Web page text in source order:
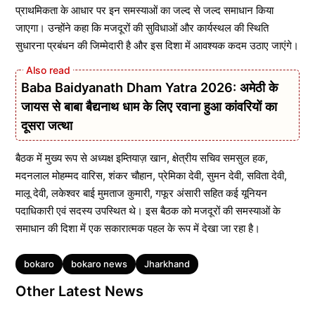
प्राथमिकता के आधार पर इन समस्याओं का जल्द से जल्द समाधान किया
जाएगा। उन्होंने कहा कि मजदूरों की सुविधाओं और कार्यस्थल की स्थिति
सुधारना प्रबंधन की जिम्मेदारी है और इस दिशा में आवश्यक कदम उठाए जाएंगे।
Baba Baidyanath Dham Yatra 2026: अमेठी के
जायस से बाबा बैद्यनाथ धाम के लिए रवाना हुआ कांवरियों का
दूसरा जत्था
बैठक में मुख्य रूप से अध्यक्ष इम्तियाज़ खान, क्षेत्रीय सचिव समसुल हक,
मदनलाल मोहम्मद वारिस, शंकर चौहान, प्रेमिका देवी, सुमन देवी, सविता देवी,
मालू देवी, लकेश्वर बाई मुमताज कुमारी, गफूर अंसारी सहित कई यूनियन
पदाधिकारी एवं सदस्य उपस्थित थे। इस बैठक को मजदूरों की समस्याओं के
समाधान की दिशा में एक सकारात्मक पहल के रूप में देखा जा रहा है।
Tags
bokaro bokaro news Jharkhand
Other Latest News